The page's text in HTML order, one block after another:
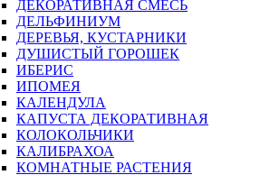
ДЕКОРАТИВНАЯ СМЕСЬ
ДЕЛЬФИНИУМ
ДЕРЕВЬЯ, КУСТАРНИКИ
ДУШИСТЫЙ ГОРОШЕК
ИБЕРИС
ИПОМЕЯ
КАЛЕНДУЛА
КАПУСТА ДЕКОРАТИВНАЯ
КОЛОКОЛЬЧИКИ
КАЛИБРАХОА
КОМНАТНЫЕ РАСТЕНИЯ